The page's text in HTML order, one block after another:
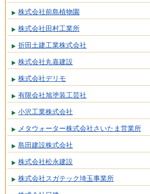
株式会社前島植物園
株式会社田村工業所
折田土建工業株式会社
株式会社丸嘉建設
株式会社デリモ
有限会社旭塗装工芸社
小沢工業株式会社
メタウォーター株式会社さいたま営業所
島田建設株式会社
株式会社松永建設
株式会社スガテック埼玉事業所